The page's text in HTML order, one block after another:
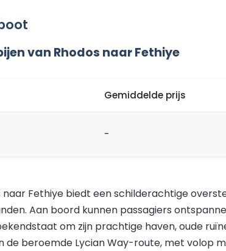
van Rhodos naar Fethiye
Gemiddelde prijs
-
naar Fethiye biedt een schilderachtige
Aan boord kunnen passagiers
om zijn prachtige haven, oude
de beroemde Lycian Way-route, met volop